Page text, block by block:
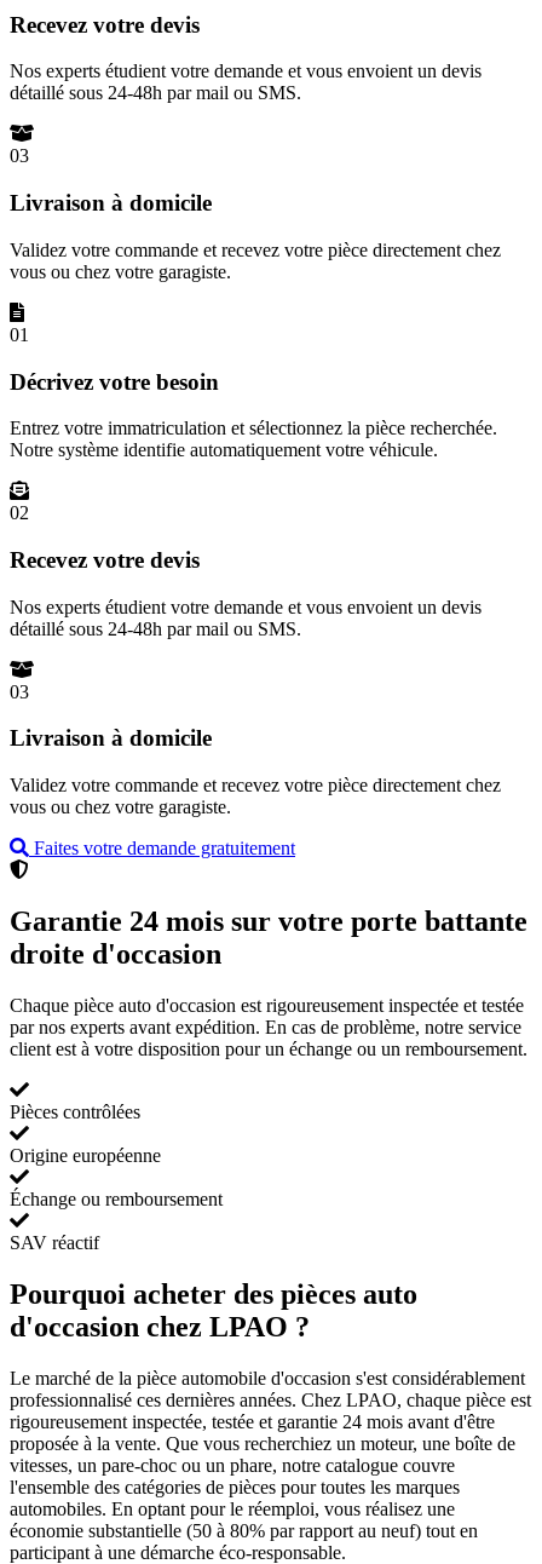
Recevez votre devis
Nos experts étudient votre demande et vous envoient un devis
détaillé sous 24-48h par mail ou SMS.
03
Livraison à domicile
Validez votre commande et recevez votre pièce directement chez
vous ou chez votre garagiste.
01
Décrivez votre besoin
Entrez votre immatriculation et sélectionnez la pièce recherchée.
Notre système identifie automatiquement votre véhicule.
02
Recevez votre devis
Nos experts étudient votre demande et vous envoient un devis
détaillé sous 24-48h par mail ou SMS.
03
Livraison à domicile
Validez votre commande et recevez votre pièce directement chez
vous ou chez votre garagiste.
Faites votre demande gratuitement
Garantie 24 mois sur votre porte battante
droite d'occasion
Chaque pièce auto d'occasion est rigoureusement inspectée et testée
par nos experts avant expédition. En cas de problème, notre service
client est à votre disposition pour un échange ou un remboursement.
Pièces contrôlées
Origine européenne
Échange ou remboursement
SAV réactif
Pourquoi acheter des pièces auto
d'occasion chez LPAO ?
Le marché de la pièce automobile d'occasion s'est considérablement
professionnalisé ces dernières années. Chez LPAO, chaque pièce est
rigoureusement inspectée, testée et garantie 24 mois avant d'être
proposée à la vente. Que vous recherchiez un moteur, une boîte de
vitesses, un pare-choc ou un phare, notre catalogue couvre
l'ensemble des catégories de pièces pour toutes les marques
automobiles. En optant pour le réemploi, vous réalisez une
économie substantielle (50 à 80% par rapport au neuf) tout en
participant à une démarche éco-responsable.